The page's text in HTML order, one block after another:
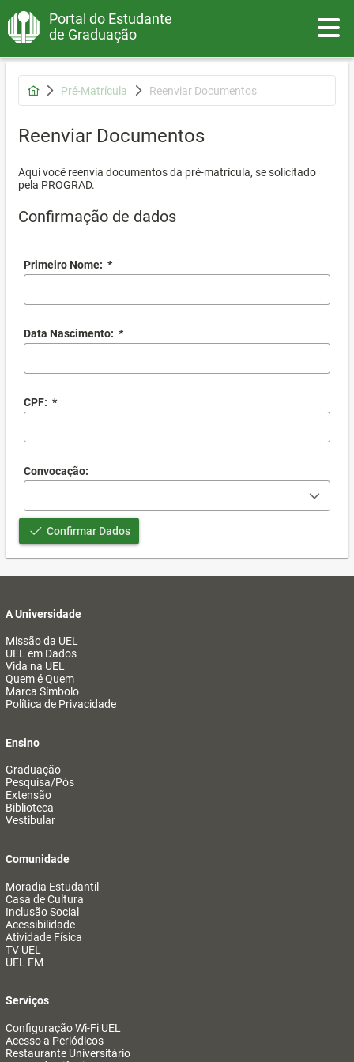
Portal do Estudante
de Graduação
Pré-Matrícula Reenviar Documentos
Reenviar Documentos
Aqui você reenvia documentos da pré-matrícula, se solicitado
pela PROGRAD.
Confirmação de dados
Primeiro Nome: *
Data Nascimento: *
CPF: *
Convocação:
Confirmar Dados
A Universidade
Missão da UEL
UEL em Dados
Vida na UEL
Quem é Quem
Marca Símbolo
Política de Privacidade
Ensino
Graduação
Pesquisa/Pós
Extensão
Biblioteca
Vestibular
Comunidade
Moradia Estudantil
Casa de Cultura
Inclusão Social
Acessibilidade
Atividade Física
TV UEL
UEL FM
Serviços
Configuração Wi-Fi UEL
Acesso a Periódicos
Restaurante Universitário